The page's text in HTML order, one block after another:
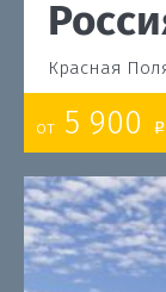
Красная
от 5 900 o